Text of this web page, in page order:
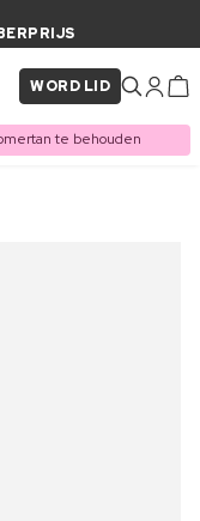
WORD LID
te behouden